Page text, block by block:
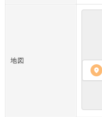
地図
location_on